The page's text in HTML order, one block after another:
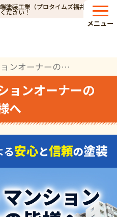
塗装工業（プロタイムズ福井南店）
ださい！
メニュー
アパート・マンションオーナーの皆様へ
ョンオーナーの
へ